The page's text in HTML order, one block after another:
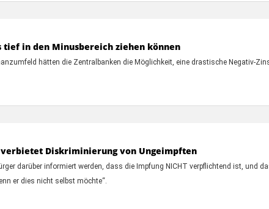
in den Minusbereich ziehen können
hätten die Zentralbanken die Möglichkeit, eine drastische Negativ-
verbietet Diskriminierung von Ungeimpften
darüber informiert werden, dass die Impfung NICHT verpflichtend ist, und
er dies nicht selbst möchte“.